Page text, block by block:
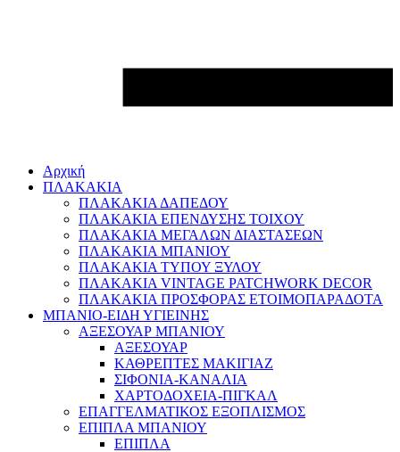
Αρχική
ΠΛΑΚΑΚΙΑ
ΠΛΑΚΑΚΙΑ ΔΑΠΕΔΟΥ
ΠΛΑΚΑΚΙΑ ΕΠΕΝΔΥΣΗΣ ΤΟΙΧΟΥ
ΠΛΑΚΑΚΙΑ ΜΕΓΑΛΩΝ ΔΙΑΣΤΑΣΕΩΝ
ΠΛΑΚΑΚΙΑ ΜΠΑΝΙΟΥ
ΠΛΑΚΑΚΙΑ ΤΥΠΟΥ ΞΥΛΟΥ
ΠΛΑΚΑΚΙΑ VINTAGE PATCHWORK DECOR
ΠΛΑΚΑΚΙΑ ΠΡΟΣΦΟΡΑΣ ΕΤΟΙΜΟΠΑΡΑΔΟΤΑ
ΜΠΑΝΙΟ-ΕΙΔΗ ΥΓΙΕΙΝΗΣ
ΑΞΕΣΟΥΑΡ ΜΠΑΝΙΟΥ
ΑΞΕΣΟΥΑΡ
ΚΑΘΡΕΠΤΕΣ ΜΑΚΙΓΙΑΖ
ΣΙΦΟΝΙΑ-ΚΑΝΑΛΙΑ
ΧΑΡΤΟΔΟΧΕΙΑ-ΠΙΓΚΑΛ
ΕΠΑΓΓΕΛΜΑΤΙΚΟΣ ΕΞΟΠΛΙΣΜΟΣ
ΕΠΙΠΛΑ ΜΠΑΝΙΟΥ
ΕΠΙΠΛΑ